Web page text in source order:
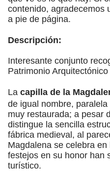
contenido, agradecemos
a pie de página.
Descripción:
Interesante conjunto
Patrimonio
La capilla de la
de igual nombre,
muy restaurada; a pesar
distingue la sencilla
fábrica medieval, al
Magdalena se celebra
festejos en su honor han
turístico.